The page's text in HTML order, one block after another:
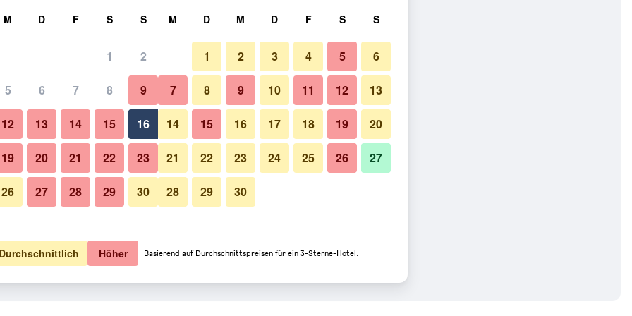
Preise anzeigen
Preise anzeigen
M D F S S
1 2
5 6 7 8 9
12 13 14 15 16
19 20 21 22 23
26 27 28 29 30
M D M D F S S
1 2 3 4 5 6
7 8 9 10 11 12 13
14 15 16 17 18 19 20
21 22 23 24 25 26 27
28 29 30
Durchschnittlich Höher Basierend auf Durchschnittspreisen für ein 3-Sterne-Hotel.